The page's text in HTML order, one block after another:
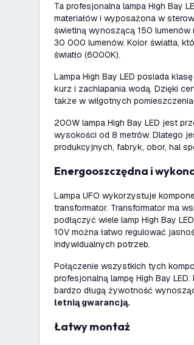
Ta profesjonalna lampa High Bay
materiałów i wyposażona w
świetlną wynoszącą 150
30 000 lumenów. Kolor światła,
światło (6000K).
Lampa High Bay LED posiada
kurz i zachlapania wodą. Dzięki
także w wilgotnych
200W lampa High Bay LED jest
wysokości od 8 metrów. Dlatego
produkcyjnych, fabryk, obor, hal
Energooszczędna i
Lampa UFO wykorzystuje
transformator. Transformator ma
podłączyć wiele lamp High Bay
10V można łatwo regulować
indywidualnych potrzeb.
Połączenie wszystkich tych
profesjonalną lampę High Bay
bardzo długą żywotność
letnią gwarancją.
Łatwy montaż